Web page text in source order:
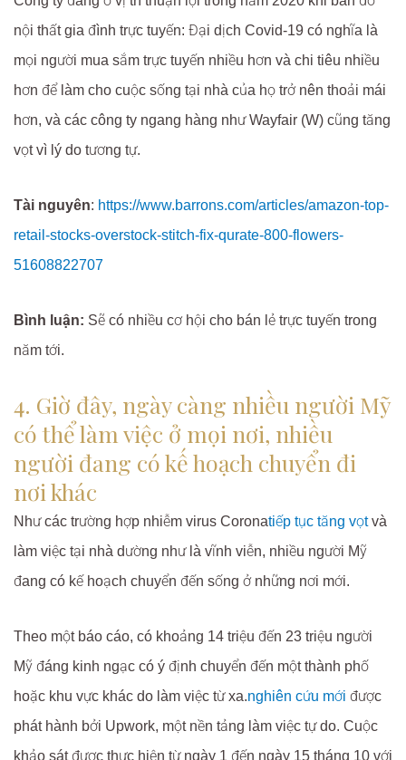
nội thất gia đình trực tuyến: Đại dịch Covid-19 có nghĩa là
mọi người mua sắm trực tuyến nhiều hơn và chi tiêu nhiều
hơn để làm cho cuộc sống tại nhà của họ trở nên thoải mái
hơn, và các công ty ngang hàng như Wayfair (W) cũng tăng
vọt vì lý do tương tự.
Tài nguyên: https://www.barrons.com/articles/amazon-top-
retail-stocks-overstock-stitch-fix-qurate-800-flowers-
51608822707
Bình luận: Sẽ có nhiều cơ hội cho bán lẻ trực tuyến trong
năm tới.
4. Giờ đây, ngày càng nhiều người Mỹ
có thể làm việc ở mọi nơi, nhiều
người đang có kế hoạch chuyển đi
nơi khác
Như các trường hợp nhiễm virus Coronatiếp tục tăng vọtvà
làm việc tại nhà dường như là vĩnh viễn, nhiều người Mỹ
đang có kế hoạch chuyển đến sống ở những nơi mới.
Theo một báo cáo, có khoảng 14 triệu đến 23 triệu người
Mỹ đáng kinh ngạc có ý định chuyển đến một thành phố
hoặc khu vực khác do làm việc từ xa.nghiên cứu mới được
phát hành bởi Upwork, một nền tảng làm việc tự do. Cuộc
khảo sát được thực hiện từ ngày 1 đến ngày 15 tháng 10 với